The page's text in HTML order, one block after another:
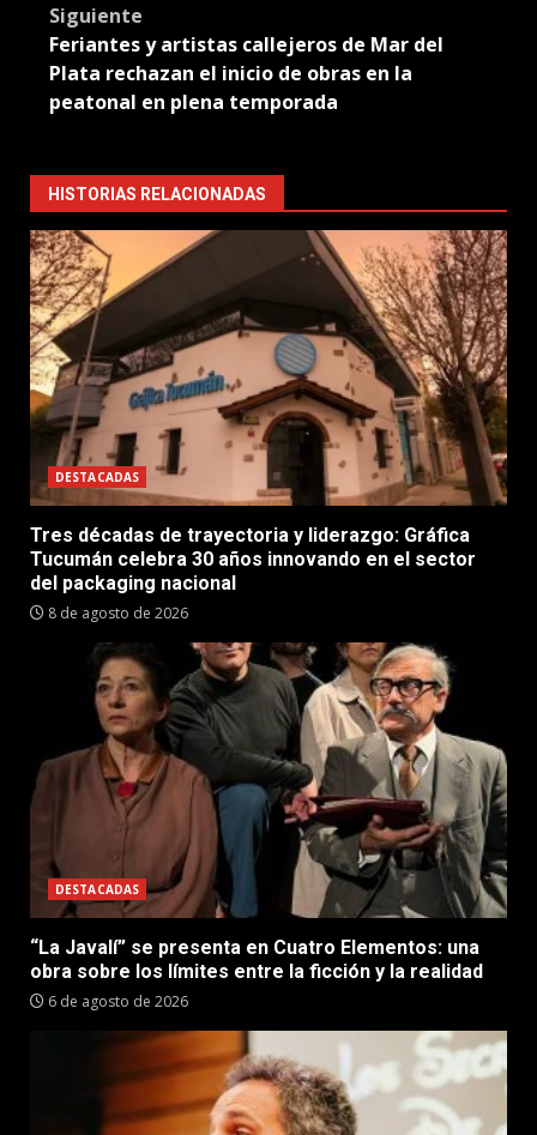
Siguiente
Feriantes y artistas callejeros de Mar del
Plata rechazan el inicio de obras en la
peatonal en plena temporada
HISTORIAS RELACIONADAS
DESTACADAS
Tres décadas de trayectoria y liderazgo: Gráfica
Tucumán celebra 30 años innovando en el sector
del packaging nacional
8 de agosto de 2026
DESTACADAS
“La Javalí” se presenta en Cuatro Elementos: una
obra sobre los límites entre la ficción y la realidad
6 de agosto de 2026